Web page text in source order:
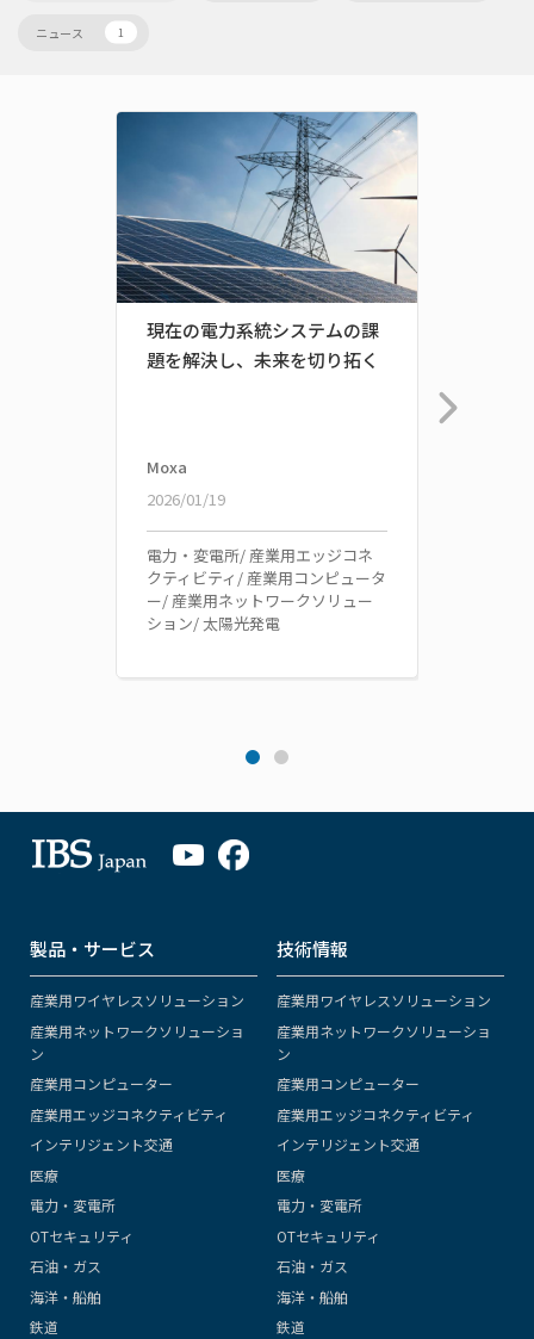
ニュース 1
現在の電力系統システムの課
題を解決し、未来を切り拓く
Moxa
2026/01/19
電力・変電所/ 産業用エッジコネ
クティビティ/ 産業用コンピュータ
ー/ 産業用ネットワークソリュー
ション/ 太陽光発電
製品・サービス
産業用ワイヤレスソリューション
産業用ネットワークソリューショ
ン
産業用コンピューター
産業用エッジコネクティビティ
インテリジェント交通
医療
電力・変電所
OTセキュリティ
石油・ガス
海洋・船舶
鉄道
技術情報
産業用ワイヤレスソリューション
産業用ネットワークソリューショ
ン
産業用コンピューター
産業用エッジコネクティビティ
インテリジェント交通
医療
電力・変電所
OTセキュリティ
石油・ガス
海洋・船舶
鉄道